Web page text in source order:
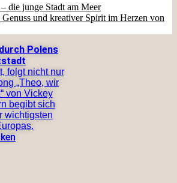
die junge Stadt am Meer
und kreativer Spirit im Herzen von
Polens
folgt nicht nur
„Theo, wir
von Vickey
begibt sich
wichtigsten